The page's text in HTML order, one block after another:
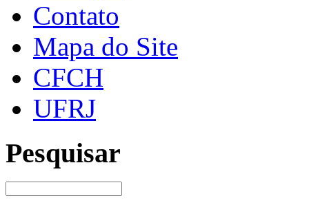
Contato
Mapa do Site
CFCH
UFRJ
Pesquisar